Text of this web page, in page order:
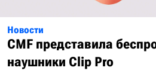
Новости
CMF представила
наушники Clip Pro